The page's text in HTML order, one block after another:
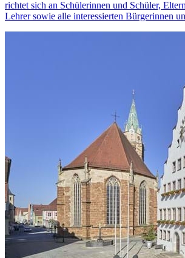
richtet sich an Schülerinnen und Schüler,
Lehrer sowie alle interessierten Bürgerinnen